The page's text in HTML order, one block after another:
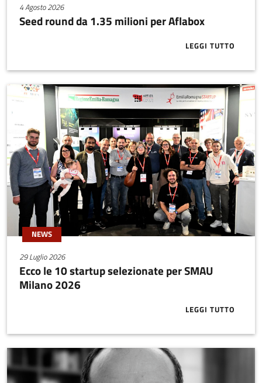
4 Agosto 2026
Seed round da 1.35 milioni per Aflabox
LEGGI TUTTOABOUT SEED
NEWS
29 Luglio 2026
Ecco le 10 startup selezionate per SMAU
Milano 2026
LEGGI TUTTO
ABOUT